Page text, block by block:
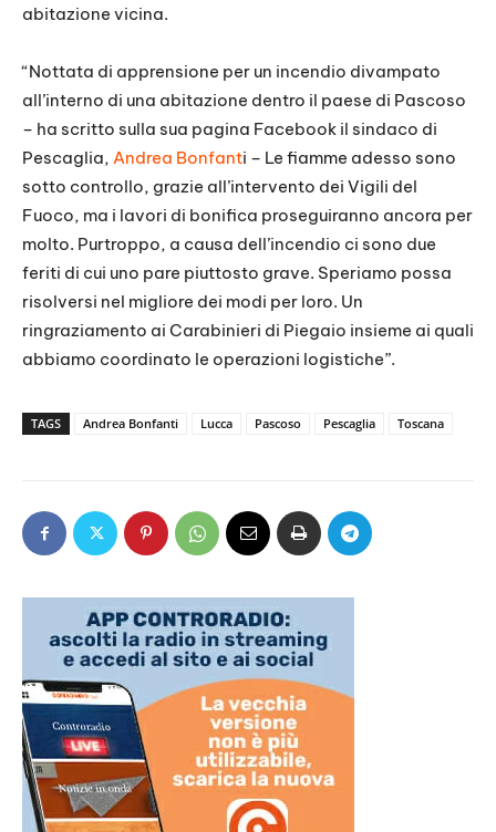
abitazione vicina.
“Nottata di apprensione per un incendio divampato
all’interno di una abitazione dentro il paese di Pascoso
– ha scritto sulla sua pagina Facebook il sindaco di
Pescaglia, Andrea Bonfanti – Le fiamme adesso sono
sotto controllo, grazie all’intervento dei Vigili del
Fuoco, ma i lavori di bonifica proseguiranno ancora per
molto. Purtroppo, a causa dell’incendio ci sono due
feriti di cui uno pare piuttosto grave. Speriamo possa
risolversi nel migliore dei modi per loro. Un
ringraziamento ai Carabinieri di Piegaio insieme ai quali
abbiamo coordinato le operazioni logistiche”.
TAGS Andrea Bonfanti Lucca Pascoso Pescaglia Toscana